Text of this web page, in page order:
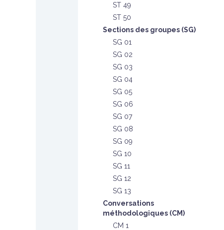
ST 49
ST 50
Sections des groupes (SG)
SG 01
SG 02
SG 03
SG 04
SG 05
SG 06
SG 07
SG 08
SG 09
SG 10
SG 11
SG 12
SG 13
Conversations
méthodologiques (CM)
CM 1